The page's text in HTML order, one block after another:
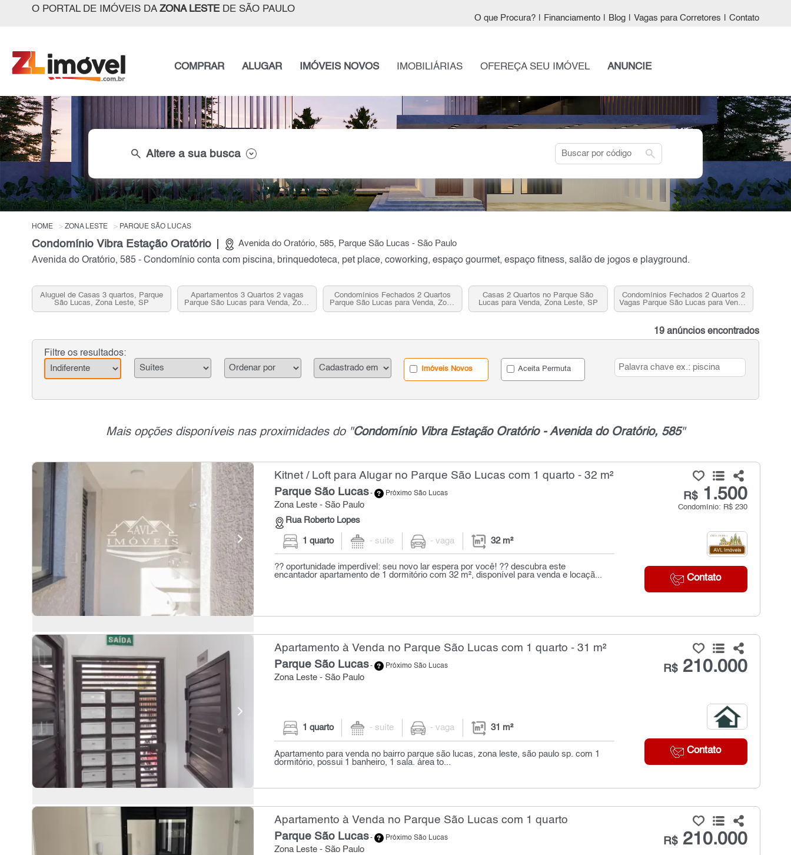
O PORTAL DE IMÓVEIS DA ZONA LESTEDE SÃO PAULO
O que Procura? Financiamento Blog Vagas para Corretores Contato
COMPRAR ALUGAR IMÓVEIS NOVOS IMOBILIÁRIAS OFEREÇA SEU IMÓVEL ANUNCIE
search Altere a sua busca search
HOME ZONA LESTE PARQUE SÃO LUCAS
Condomínio Vibra Estação Oratório Avenida do Oratório, 585, Parque São Lucas - São Paulo
Avenida do Oratório, 585 - Condomínio conta com piscina, brinquedoteca, pet place, coworking, espaço gourmet, espaço fitness, salão de jogos e playground.
Aluguel de Casas 3 quartos, Parque
São Lucas, Zona Leste, SP
Apartamentos 3 Quartos 2 vagas
Parque São Lucas para Venda, Zona
Leste, SP
Condomínios Fechados 2 Quartos
Parque São Lucas para Venda, Zona
Leste, SP
Casas 2 Quartos no Parque São
Lucas para Venda, Zona Leste, SP
Condomínios Fechados 2 Quartos 2
Vagas Parque São Lucas para Venda,
Zona Leste, SP
19 anúncios encontrados
Filtre os resultados:
Imóveis Novos Aceita Permuta
Mais opções disponíveis nas proximidades do "Condomínio Vibra Estação Oratório - Avenida do Oratório, 585"
Kitnet / Loft para Alugar no Parque São Lucas com 1 quarto - 32 m²
Parque São Lucas- Próximo São Lucas
Zona Leste - São Paulo
Rua Roberto Lopes
R$1.500
Condomínio: R$ 230
Contato
1 quarto - suíte - vaga 32 m²
?? oportunidade imperdível: seu novo lar espera por você! ?? descubra este
encantador apartamento de 1 dormitório com 32 m², disponível para venda e locaçã...
Apartamento à Venda no Parque São Lucas com 1 quarto - 31 m²
Parque São Lucas- Próximo São Lucas
Zona Leste - São Paulo
R$210.000
Contato
1 quarto - suíte - vaga 31 m²
Apartamento para venda no bairro parque são lucas, zona leste, são paulo sp. com 1
dormitório, possui 1 banheiro, 1 sala. área to...
Apartamento à Venda no Parque São Lucas com 1 quarto
Parque São Lucas- Próximo São Lucas
Zona Leste - São Paulo
R$210.000